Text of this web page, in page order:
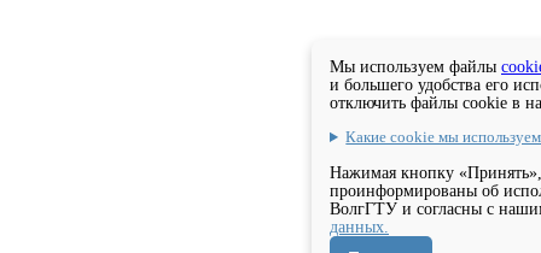
Мы используем файлы
и большего удобства его
отключить файлы cookie в
Какие cookie мы используем
Нажимая кнопку
проинформированы об
ВолгГТУ и согласны с
данных.